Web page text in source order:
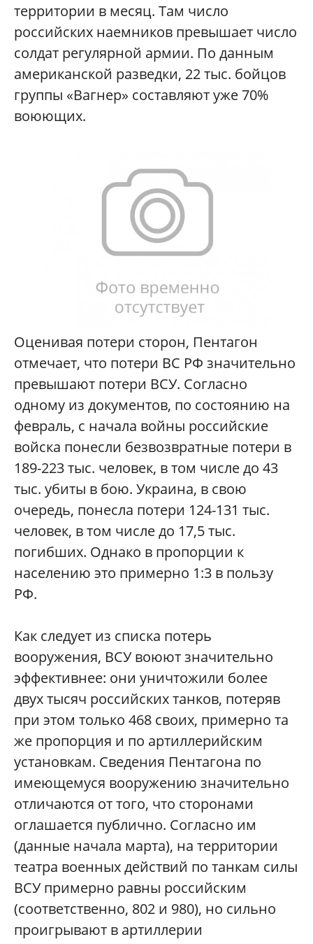
территории в месяц. Там число
российских наемников превышает число
солдат регулярной армии. По данным
американской разведки, 22 тыс. бойцов
группы «Вагнер» составляют уже 70%
воюющих.
Оценивая потери сторон, Пентагон
отмечает, что потери ВС РФ значительно
превышают потери ВСУ. Согласно
одному из документов, по состоянию на
февраль, с начала войны российские
войска понесли безвозвратные потери в
189-223 тыс. человек, в том числе до 43
тыс. убиты в бою. Украина, в свою
очередь, понесла потери 124-131 тыс.
человек, в том числе до 17,5 тыс.
погибших. Однако в пропорции к
населению это примерно 1:3 в пользу
РФ.
Как следует из списка потерь
вооружения, ВСУ воюют значительно
эффективнее: они уничтожили более
двух тысяч российских танков, потеряв
при этом только 468 своих, примерно та
же пропорция и по артиллерийским
установкам. Сведения Пентагона по
имеющемуся вооружению значительно
отличаются от того, что сторонами
оглашается публично. Согласно им
(данные начала марта), на территории
театра военных действий по танкам силы
ВСУ примерно равны российским
(соответственно, 802 и 980), но сильно
проигрывают в артиллерии